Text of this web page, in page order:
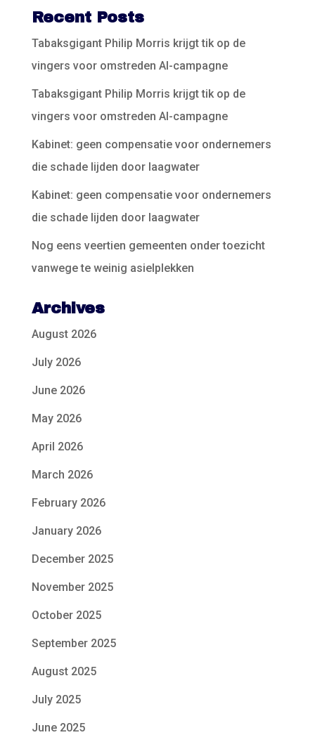
Recent Posts
Tabaksgigant Philip Morris krijgt tik op de
vingers voor omstreden AI-campagne
Tabaksgigant Philip Morris krijgt tik op de
vingers voor omstreden AI-campagne
Kabinet: geen compensatie voor ondernemers
die schade lijden door laagwater
Kabinet: geen compensatie voor ondernemers
die schade lijden door laagwater
Nog eens veertien gemeenten onder toezicht
vanwege te weinig asielplekken
Archives
August 2026
July 2026
June 2026
May 2026
April 2026
March 2026
February 2026
January 2026
December 2025
November 2025
October 2025
September 2025
August 2025
July 2025
June 2025